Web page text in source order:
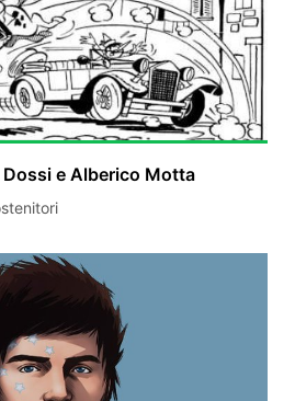
e Alberico Motta